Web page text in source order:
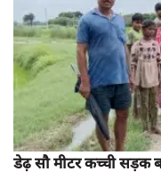
डेढ़ सौ मीटर कच्ची सड़क